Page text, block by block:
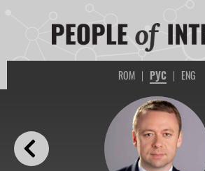
ROM | РУС | ENG